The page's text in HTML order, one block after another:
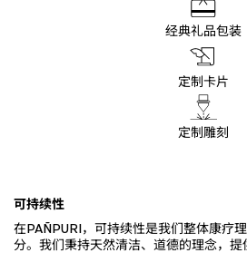
经典礼品包装
定制卡片
定制雕刻
可持续性
在PAÑPURI，可持续性是我们整体康疗
分。我们秉持天然清洁、道德的理念，